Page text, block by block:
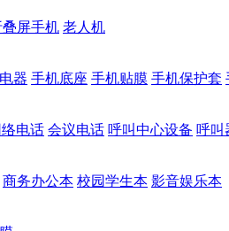
叠屏手机 老人机
器 手机底座 手机贴膜 手机保护套
络电话 会议电话 呼叫中心设备 呼叫
商务办公本 校园学生本 影音娱乐本